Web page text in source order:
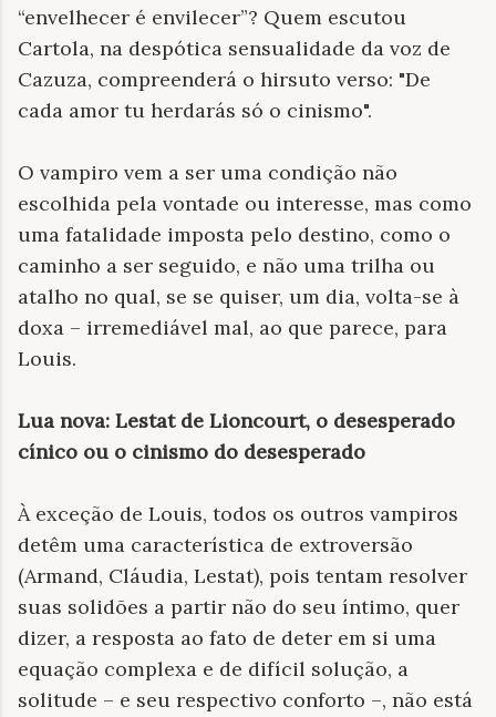
“envelhecer é envilecer”? Quem escutou
Cartola, na despótica sensualidade da voz de
Cazuza, compreenderá o hirsuto verso: "De
cada amor tu herdarás só o cinismo".
O vampiro vem a ser uma condição não
escolhida pela vontade ou interesse, mas como
uma fatalidade imposta pelo destino, como o
caminho a ser seguido, e não uma trilha ou
atalho no qual, se se quiser, um dia, volta-se à
doxa – irremediável mal, ao que parece, para
Louis.
Lua nova: Lestat de Lioncourt, o desesperado
cínico ou o cinismo do desesperado
À exceção de Louis, todos os outros vampiros
detêm uma característica de extroversão
(Armand, Cláudia, Lestat), pois tentam resolver
suas solidões a partir não do seu íntimo, quer
dizer, a resposta ao fato de deter em si uma
equação complexa e de difícil solução, a
solitude – e seu respectivo conforto –, não está